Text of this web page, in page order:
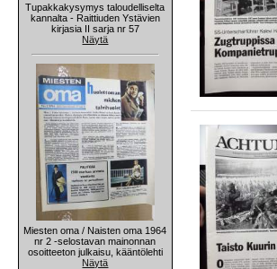
Tupakkakysymys taloudelliselta
kannalta - Raittiuden Ystävien
kirjasia II sarja nr 57
Näytä
Miesten oma / Naisten oma 1964
nr 2 -selostavan mainonnan
osoitteeton julkaisu, kääntölehti
Näytä